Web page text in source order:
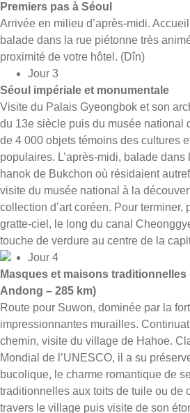
Premiers pas à Séoul
Arrivée en milieu d’après-midi.
balade dans la rue piétonne très
proximité de votre hôtel. (Dîn)
Jour 3
Séoul impériale et monumentale
Visite du Palais Gyeongbok et son
du 13e siècle puis du musée national
de 4 000 objets témoins des cultures
populaires. L’après-midi, balade dans
hanok de Bukchon où résidaient
visite du musée national à la
collection d’art coréen. Pour
gratte-ciel, le long du canal
touche de verdure au centre de la
Jour 4
Masques et maisons traditionnelles
Andong – 285 km)
Route pour Suwon, dominée par la
impressionnantes murailles.
chemin, visite du village de Hahoe.
Mondial de l’UNESCO, il a su
bucolique, le charme romantique de
traditionnelles aux toits de tuile ou de
travers le village puis visite de son